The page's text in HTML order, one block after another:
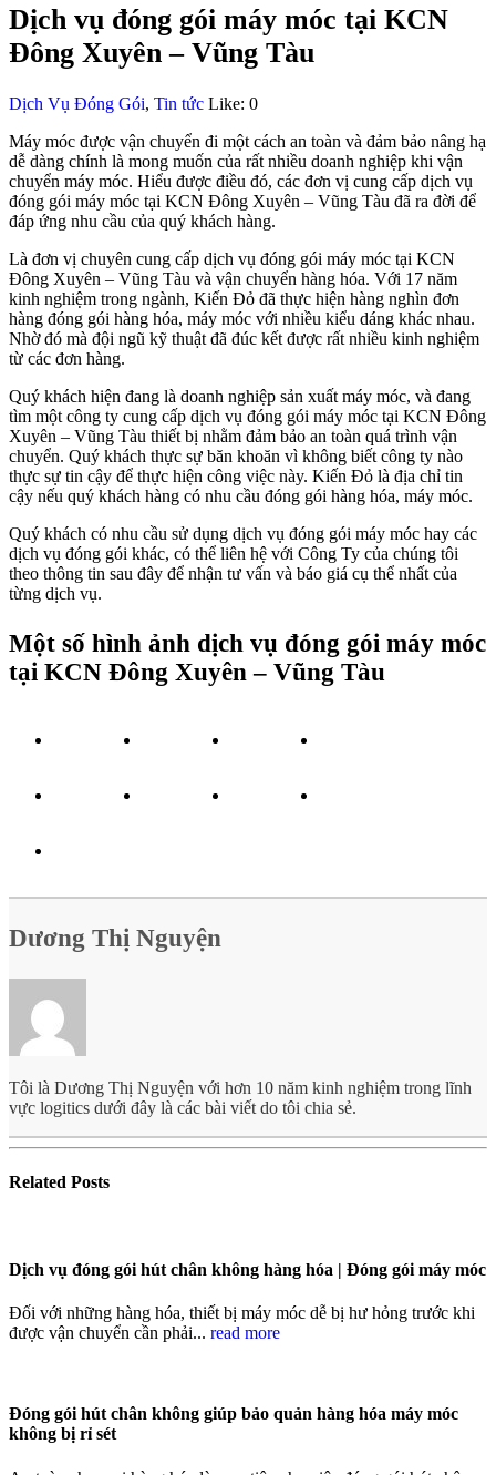
Dịch vụ đóng gói máy móc tại KCN
Đông Xuyên – Vũng Tàu
Dịch Vụ Đóng Gói, Tin tức Like: 0
Máy móc được vận chuyển đi một cách an toàn và đảm bảo nâng hạ
dễ dàng chính là mong muốn của rất nhiều doanh nghiệp khi vận
chuyển máy móc. Hiểu được điều đó, các đơn vị cung cấp dịch vụ
đóng gói máy móc tại KCN Đông Xuyên – Vũng Tàu đã ra đời để
đáp ứng nhu cầu của quý khách hàng.
Là đơn vị chuyên cung cấp dịch vụ đóng gói máy móc tại KCN
Đông Xuyên – Vũng Tàu và vận chuyển hàng hóa. Với 17 năm
kinh nghiệm trong ngành, Kiến Đỏ đã thực hiện hàng nghìn đơn
hàng đóng gói hàng hóa, máy móc với nhiều kiểu dáng khác nhau.
Nhờ đó mà đội ngũ kỹ thuật đã đúc kết được rất nhiều kinh nghiệm
từ các đơn hàng.
Quý khách hiện đang là doanh nghiệp sản xuất máy móc, và đang
tìm một công ty cung cấp dịch vụ đóng gói máy móc tại KCN Đông
Xuyên – Vũng Tàu thiết bị nhằm đảm bảo an toàn quá trình vận
chuyển. Quý khách thực sự băn khoăn vì không biết công ty nào
thực sự tin cậy để thực hiện công việc này. Kiến Đỏ là địa chỉ tin
cậy nếu quý khách hàng có nhu cầu đóng gói hàng hóa, máy móc.
Quý khách có nhu cầu sử dụng dịch vụ đóng gói máy móc hay các
dịch vụ đóng gói khác, có thể liên hệ với Công Ty của chúng tôi
theo thông tin sau đây để nhận tư vấn và báo giá cụ thể nhất của
từng dịch vụ.
Một số hình ảnh dịch vụ đóng gói máy móc
tại KCN Đông Xuyên – Vũng Tàu
Dương Thị Nguyện
Tôi là Dương Thị Nguyện với hơn 10 năm kinh nghiệm trong lĩnh
vực logitics dưới đây là các bài viết do tôi chia sẻ.
Related Posts
Dịch vụ đóng gói hút chân không hàng hóa | Đóng gói máy móc
Đối với những hàng hóa, thiết bị máy móc dễ bị hư hỏng trước khi
được vận chuyển cần phải... read more
Đóng gói hút chân không giúp bảo quản hàng hóa máy móc
không bị rỉ sét